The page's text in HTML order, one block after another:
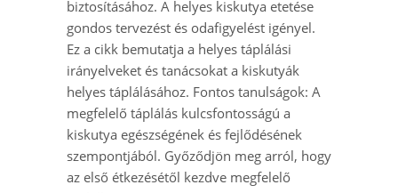
biztosításához. A helyes kiskutya etetése
gondos tervezést és odafigyelést igényel.
Ez a cikk bemutatja a helyes táplálási
irányelveket és tanácsokat a kiskutyák
helyes táplálásához. Fontos tanulságok: A
megfelelő táplálás kulcsfontosságú a
kiskutya egészségének és fejlődésének
szempontjából. Győződjön meg arról, hogy
az első étkezésétől kezdve megfelelő